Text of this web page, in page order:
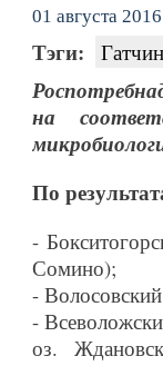
01 августа 2016
Тэги:
на
По
-
Сомино);
-
-
оз.